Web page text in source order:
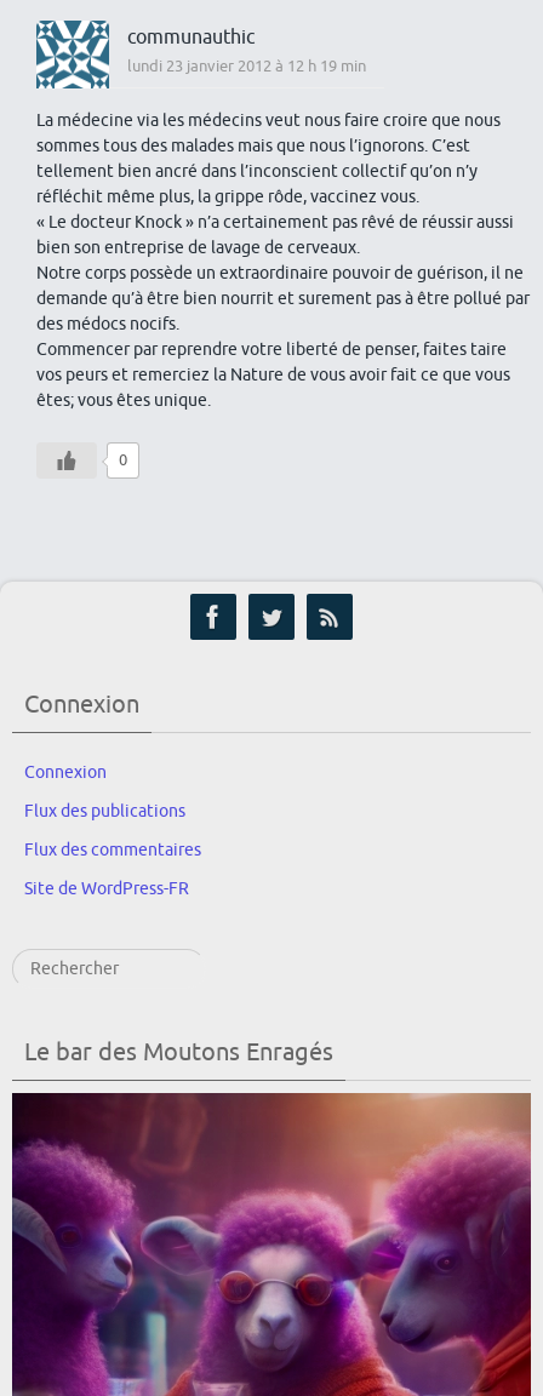
communauthic
lundi 23 janvier 2012 à 12 h 19 min
La médecine via les médecins veut nous faire croire que nous
sommes tous des malades mais que nous l’ignorons. C’est
tellement bien ancré dans l’inconscient collectif qu’on n’y
réfléchit même plus, la grippe rôde, vaccinez vous.
« Le docteur Knock » n’a certainement pas rêvé de réussir aussi
bien son entreprise de lavage de cerveaux.
Notre corps possède un extraordinaire pouvoir de guérison, il ne
demande qu’à être bien nourrit et surement pas à être pollué par
des médocs nocifs.
Commencer par reprendre votre liberté de penser, faites taire
vos peurs et remerciez la Nature de vous avoir fait ce que vous
êtes; vous êtes unique.
0
Connexion
Connexion
Flux des publications
Flux des commentaires
Site de WordPress-FR
Rechercher
Le bar des Moutons Enragés